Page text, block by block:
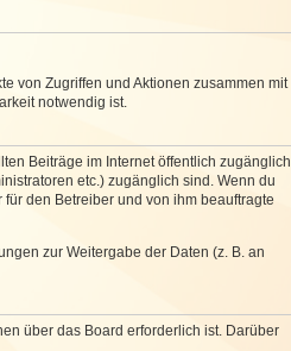
von Zugriffen und Aktionen zusammen mit
notwendig ist.
Beiträge im Internet öffentlich zugänglich
etc.) zugänglich sind. Wenn du
den Betreiber und von ihm beauftragte
zur Weitergabe der Daten (z. B. an
über das Board erforderlich ist. Darüber